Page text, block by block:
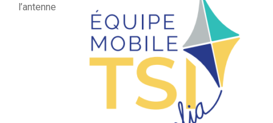
l’antenne